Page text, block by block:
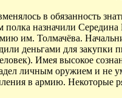
в обязанность
назначили Середина
им. Толмачёва.
деньгами для закупки
Имея высокое
личным оружием и не
в армию. Некоторые